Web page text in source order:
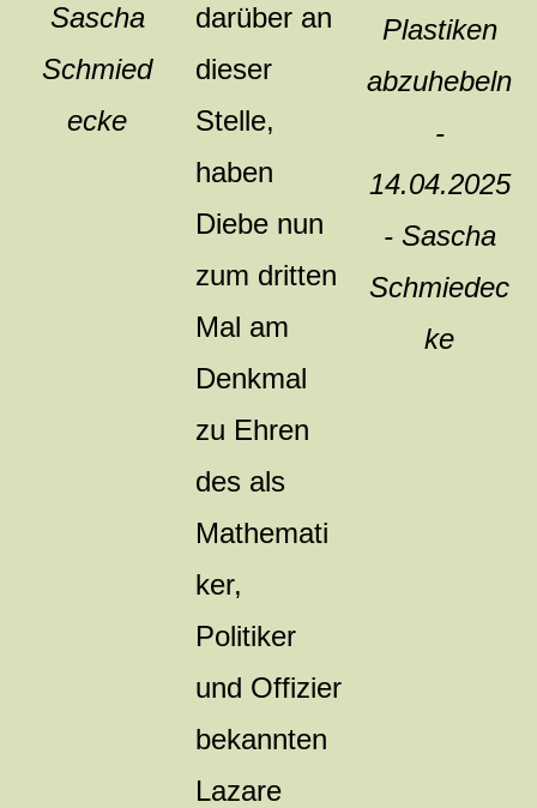
Sascha
Schmied
ecke
darüber an
dieser
Stelle,
haben
Diebe nun
zum dritten
Mal am
Denkmal
zu Ehren
des als
Mathemati
ker,
Politiker
und Offizier
bekannten
Lazare
Plastiken
abzuhebeln
-
14.04.2025
- Sascha
Schmiedec
ke